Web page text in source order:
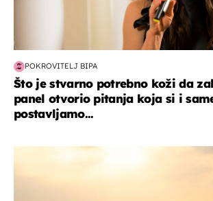
POKROVITELJ BIPA
Što je stvarno potrebno koži da
panel otvorio pitanja koja si i
postavljamo...